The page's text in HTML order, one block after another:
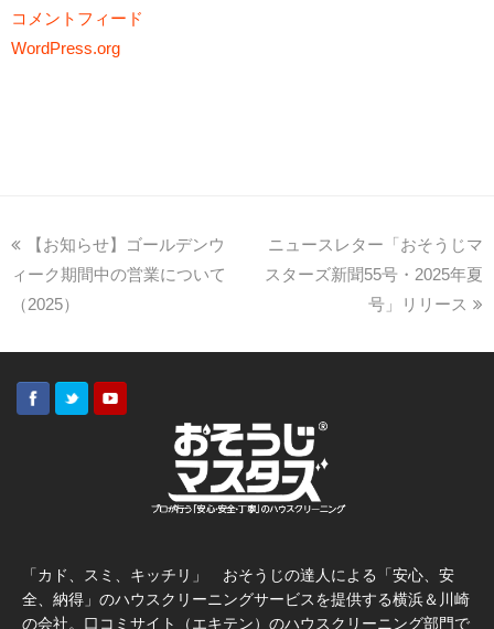
コメントフィード
WordPress.org
【お知らせ】ゴールデンウ
ィーク期間中の営業について
（2025）
ニュースレター「おそうじマ
スターズ新聞55号・2025年夏
号」リリース
「カド、スミ、キッチリ」 おそうじの達人による「安心、安
全、納得」のハウスクリーニングサービスを提供する横浜＆川崎
の会社。口コミサイト（エキテン）のハウスクリーニング部門で